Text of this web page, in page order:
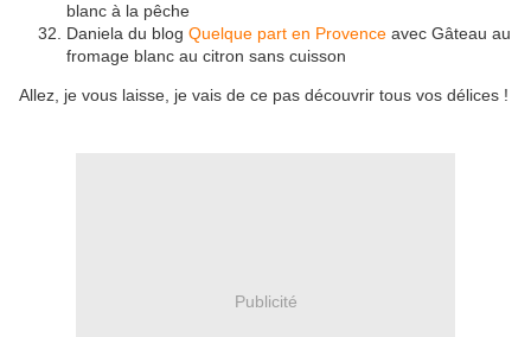
blanc à la pêche
Daniela du blog Quelque part en Provence avec Gâteau au
fromage blanc au citron sans cuisson
Allez, je vous laisse, je vais de ce pas découvrir tous vos délices !
Publicité